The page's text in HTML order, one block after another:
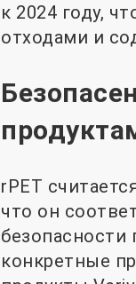
к 2024 году,
отходами и
rPET
что он
безопасности
конкретные